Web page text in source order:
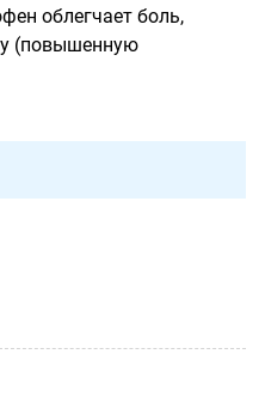
облегчает боль,
(повышенную